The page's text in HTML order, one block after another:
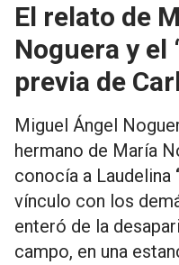
El relato de
Noguera y el
previa de
Miguel Ángel
hermano de María
conocía a Laudelina
vínculo con los
enteró de la
campo, en una